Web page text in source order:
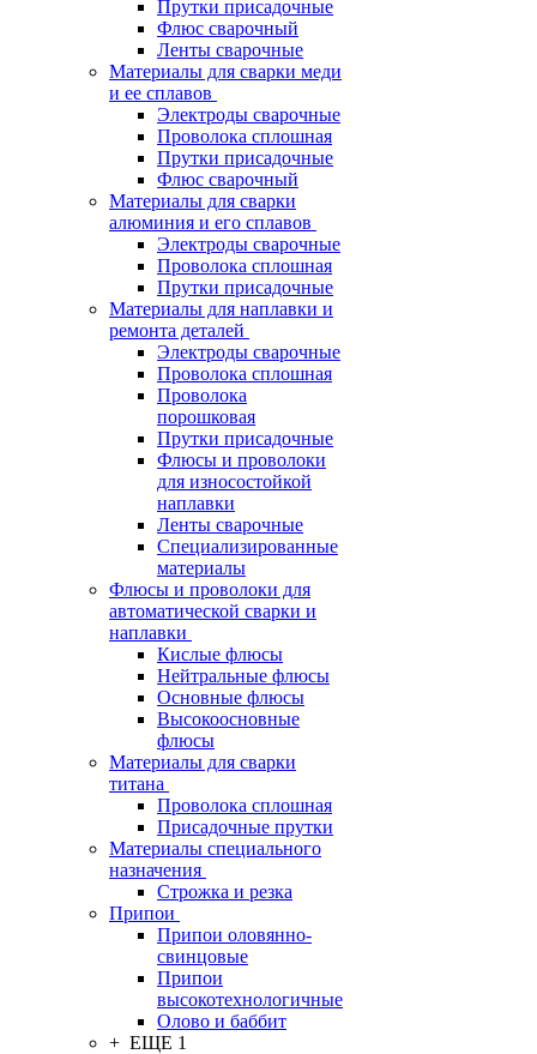
Прутки присадочные
Флюс сварочный
Ленты сварочные
Материалы для сварки меди
и ее сплавов
Электроды сварочные
Проволока сплошная
Прутки присадочные
Флюс сварочный
Материалы для сварки
алюминия и его сплавов
Электроды сварочные
Проволока сплошная
Прутки присадочные
Материалы для наплавки и
ремонта деталей
Электроды сварочные
Проволока сплошная
Проволока
порошковая
Прутки присадочные
Флюсы и проволоки
для износостойкой
наплавки
Ленты сварочные
Специализированные
материалы
Флюсы и проволоки для
автоматической сварки и
наплавки
Кислые флюсы
Нейтральные флюсы
Основные флюсы
Высокоосновные
флюсы
Материалы для сварки
титана
Проволока сплошная
Присадочные прутки
Материалы специального
назначения
Строжка и резка
Припои
Припои оловянно-
свинцовые
Припои
высокотехнологичные
Олово и баббит
+ ЕЩЕ 1